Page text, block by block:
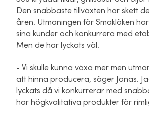
Den snabbaste tillväxten har skett
åren. Utmaningen för Smaklöken
sina kunder och konkurrera med
Men de har lyckats väl.
- Vi skulle kunna växa mer men
att hinna producera, säger Jonas.
lyckats då vi konkurrerar med
har högkvalitativa produkter för